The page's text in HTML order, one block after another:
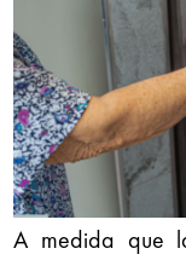
A medida que